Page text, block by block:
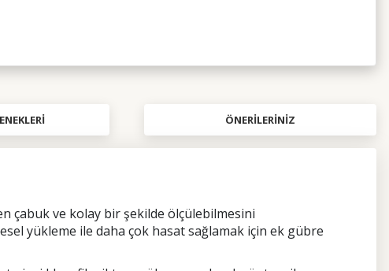
ÖNERILERINIZ
çabuk ve kolay bir şekilde ölçülebilmesini
yükleme ile daha çok hasat sağlamak için ek gübre